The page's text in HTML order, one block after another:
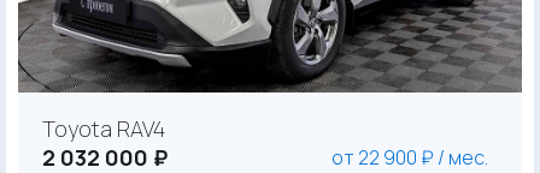
Toyota RAV4
2 032 000 ₽
от 22 900 ₽ / мес.